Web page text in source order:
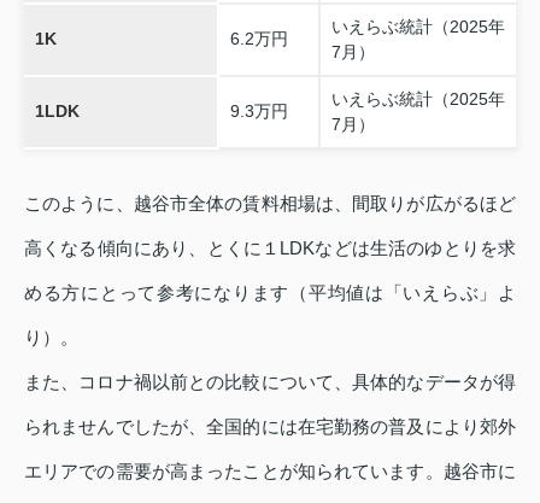
1K 6.2万円
いえらぶ統計（2025年
7月）
1LDK 9.3万円
いえらぶ統計（2025年
7月）
このように、越谷市全体の賃料相場は、間取りが広がるほど
高くなる傾向にあり、とくに１LDKなどは生活のゆとりを求
める方にとって参考になります（平均値は「いえらぶ」よ
り）。
また、コロナ禍以前との比較について、具体的なデータが得
られませんでしたが、全国的には在宅勤務の普及により郊外
エリアでの需要が高まったことが知られています。越谷市に